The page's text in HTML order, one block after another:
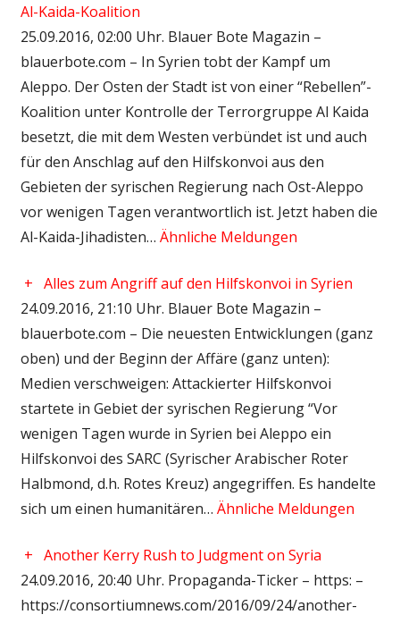
Al-Kaida-Koalition
25.09.2016, 02:00 Uhr. Blauer Bote Magazin –
blauerbote.com – In Syrien tobt der Kampf um
Aleppo. Der Osten der Stadt ist von einer “Rebellen”-
Koalition unter Kontrolle der Terrorgruppe Al Kaida
besetzt, die mit dem Westen verbündet ist und auch
für den Anschlag auf den Hilfskonvoi aus den
Gebieten der syrischen Regierung nach Ost-Aleppo
vor wenigen Tagen verantwortlich ist. Jetzt haben die
Al-Kaida-Jihadisten… Ähnliche Meldungen
+ Alles zum Angriff auf den Hilfskonvoi in Syrien
24.09.2016, 21:10 Uhr. Blauer Bote Magazin –
blauerbote.com – Die neuesten Entwicklungen (ganz
oben) und der Beginn der Affäre (ganz unten):
Medien verschweigen: Attackierter Hilfskonvoi
startete in Gebiet der syrischen Regierung “Vor
wenigen Tagen wurde in Syrien bei Aleppo ein
Hilfskonvoi des SARC (Syrischer Arabischer Roter
Halbmond, d.h. Rotes Kreuz) angegriffen. Es handelte
sich um einen humanitären… Ähnliche Meldungen
+ Another Kerry Rush to Judgment on Syria
24.09.2016, 20:40 Uhr. Propaganda-Ticker – https: –
https://consortiumnews.com/2016/09/24/another-